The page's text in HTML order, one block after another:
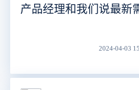
产品经理和我们说最新
2024-04-03